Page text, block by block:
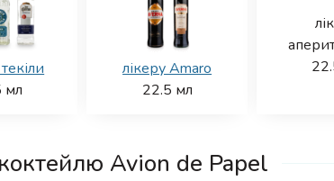
мл
лікеру Amaro
22.5 мл
Avion de Papel